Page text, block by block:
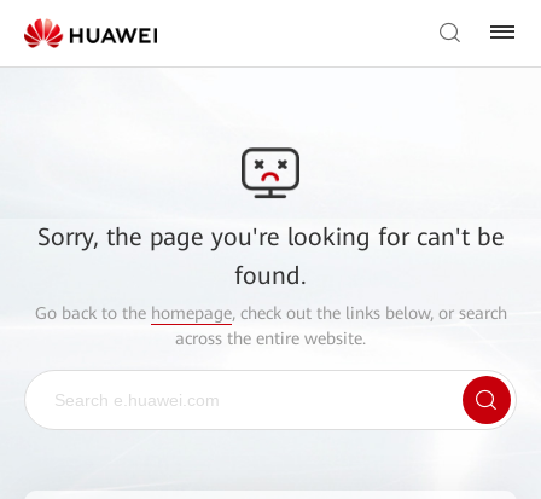
Sorry, the page you're looking for can't be
found.
Go back to the homepage, check out the links below, or search
across the entire website.